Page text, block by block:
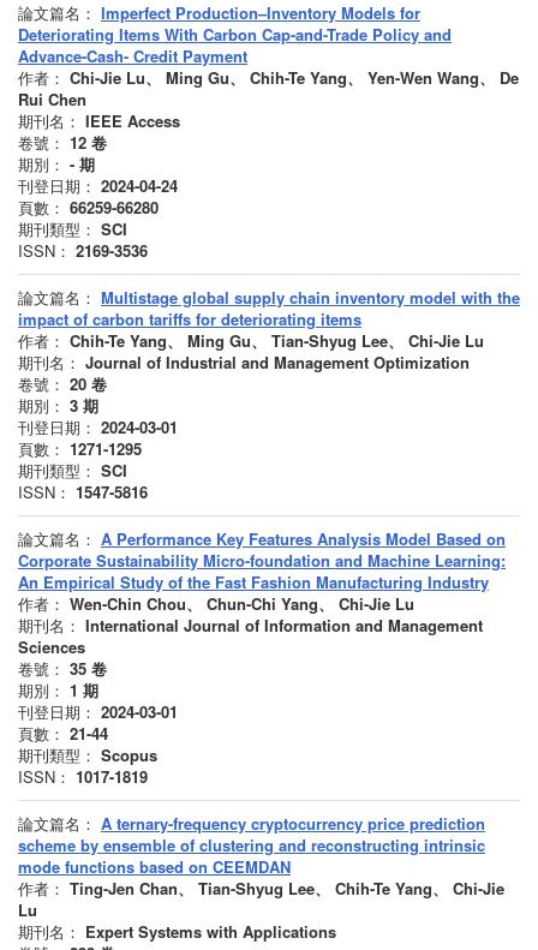
論文篇名： Imperfect Production–Inventory Models for
Deteriorating Items With Carbon Cap-and-Trade Policy and
Advance-Cash- Credit Payment
作者： Chi-Jie Lu、 Ming Gu、 Chih-Te Yang、 Yen-Wen Wang、 De
Rui Chen
期刊名： IEEE Access
卷號： 12 卷
期別： - 期
刊登日期： 2024-04-24
頁數： 66259-66280
期刊類型： SCI
ISSN： 2169-3536
論文篇名： Multistage global supply chain inventory model with the
impact of carbon tariffs for deteriorating items
作者： Chih-Te Yang、 Ming Gu、 Tian-Shyug Lee、 Chi-Jie Lu
期刊名： Journal of Industrial and Management Optimization
卷號： 20 卷
期別： 3 期
刊登日期： 2024-03-01
頁數： 1271-1295
期刊類型： SCI
ISSN： 1547-5816
論文篇名： A Performance Key Features Analysis Model Based on
Corporate Sustainability Micro-foundation and Machine Learning:
An Empirical Study of the Fast Fashion Manufacturing Industry
作者： Wen-Chin Chou、 Chun-Chi Yang、 Chi-Jie Lu
期刊名： International Journal of Information and Management
Sciences
卷號： 35 卷
期別： 1 期
刊登日期： 2024-03-01
頁數： 21-44
期刊類型： Scopus
ISSN： 1017-1819
論文篇名： A ternary-frequency cryptocurrency price prediction
scheme by ensemble of clustering and reconstructing intrinsic
mode functions based on CEEMDAN
作者： Ting-Jen Chan、 Tian-Shyug Lee、 Chih-Te Yang、 Chi-Jie
Lu
期刊名： Expert Systems with Applications